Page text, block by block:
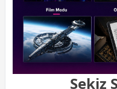
Sekiz